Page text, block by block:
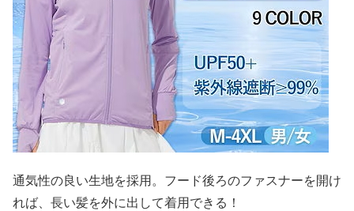
通気性の良い生地を採用。フード後ろのファスナーを開け
れば、長い髪を外に出して着用できる！